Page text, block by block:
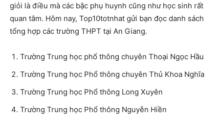
giỏi là điều mà các bậc phụ huynh cũng như học sinh rất
quan tâm. Hôm nay, Top10totnhat gửi bạn đọc danh sách
tổng hợp các trường THPT tại An Giang.
Trường Trung học phổ thông chuyên Thoại Ngọc Hầu
Trường Trung học Phổ thông chuyên Thủ Khoa Nghĩa
Trường Trung học Phổ thông Long Xuyên
Trường Trung học Phổ thông Nguyễn Hiền